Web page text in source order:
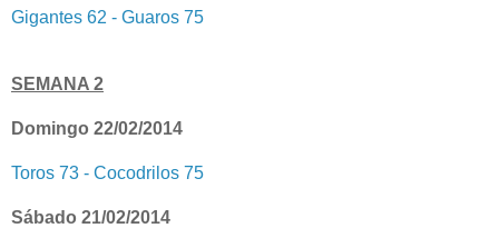
Gigantes 62 - Guaros 75
SEMANA 2
Domingo 22/02/2014
Toros 73 - Cocodrilos 75
Sábado 21/02/2014